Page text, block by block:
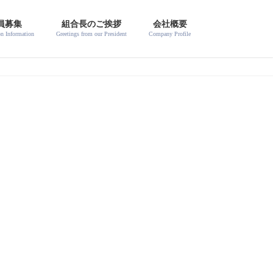
募集
Information
組合長のご挨拶
Greetings from our President
会社概要
Company Profile